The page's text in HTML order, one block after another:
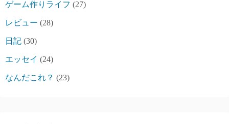
ゲーム作りライフ (27)
レビュー (28)
日記 (30)
エッセイ (24)
なんだこれ？ (23)